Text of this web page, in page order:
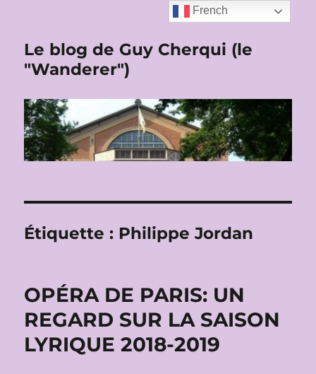
Le blog de Guy Cherqui (le
"Wanderer")
Étiquette : Philippe Jordan
OPÉRA DE PARIS: UN
REGARD SUR LA SAISON
LYRIQUE 2018-2019
French